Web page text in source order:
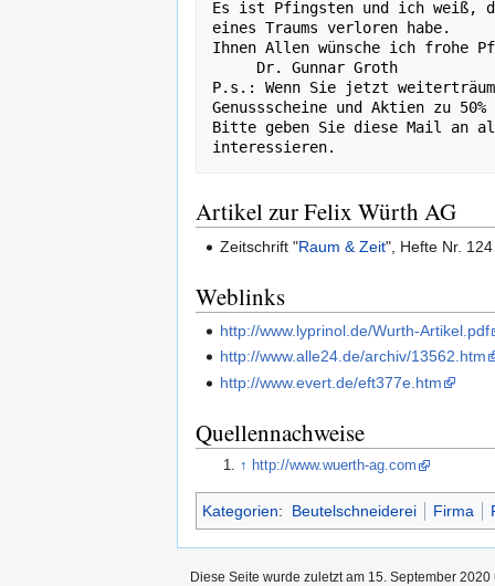
Artikel zur Felix Würth AG
Zeitschrift "Raum & Zeit", Hefte Nr.
Weblinks
http://www.lyprinol.de/Wurth-Artikel.pdf
http://www.alle24.de/archiv/13562.htm
http://www.evert.de/eft377e.htm
Quellennachweise
↑ http://www.wuerth-ag.com
Kategorien: Beutelschneiderei Firma
Diese Seite wurde zuletzt am 15. September